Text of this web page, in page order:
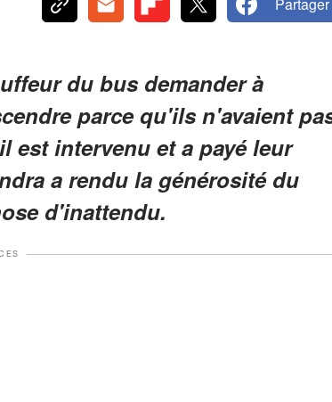
Partager
du bus demander à
parce qu'ils n'avaient
est intervenu et a payé leur
a rendu la générosité du
d'inattendu.